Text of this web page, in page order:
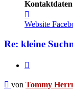
von
Tommy
Herrmann
Website
Re: kleine
Ungelesener
von Tommy